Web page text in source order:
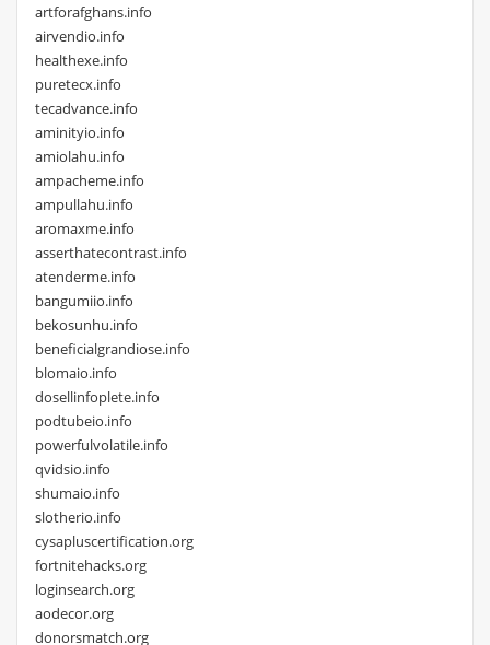
artforafghans.info
airvendio.info
healthexe.info
puretecx.info
tecadvance.info
aminityio.info
amiolahu.info
ampacheme.info
ampullahu.info
aromaxme.info
asserthatecontrast.info
atenderme.info
bangumiio.info
bekosunhu.info
beneficialgrandiose.info
blomaio.info
dosellinfoplete.info
podtubeio.info
powerfulvolatile.info
qvidsio.info
shumaio.info
slotherio.info
cysapluscertification.org
fortnitehacks.org
loginsearch.org
aodecor.org
donorsmatch.org